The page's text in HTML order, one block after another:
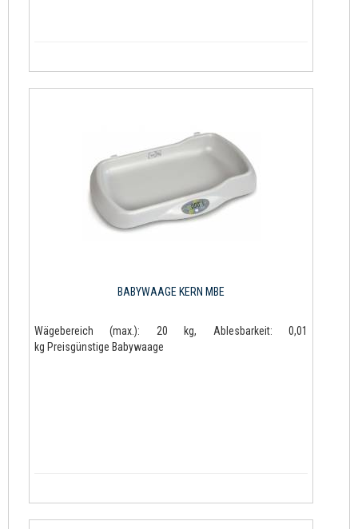
BABYWAAGE KERN MBE
Wägebereich (max.): 20 kg, Ablesbarkeit: 0,01
kg Preisgünstige Babywaage